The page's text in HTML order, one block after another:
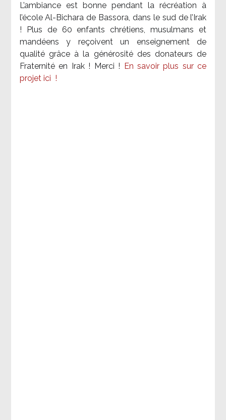
L’ambiance est bonne pendant la récréation à
l’école Al-Bichara de Bassora, dans le sud de l’Irak
! Plus de 60 enfants chrétiens, musulmans et
mandéens y reçoivent un enseignement de
qualité grâce à la générosité des donateurs de
Fraternité en Irak ! Merci !
En savoir plus sur ce
projet ici !